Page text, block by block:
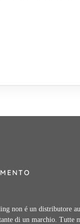
non é un distributore
di un marchio. Tutte